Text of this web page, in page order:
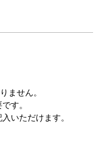
ません。
す。
いただけます。